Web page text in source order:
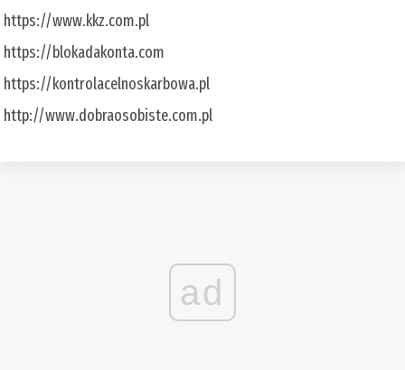
https://www.kkz.com.pl
https://blokadakonta.com
https://kontrolacelnoskarbowa.pl
http://www.dobraosobiste.com.pl
ad